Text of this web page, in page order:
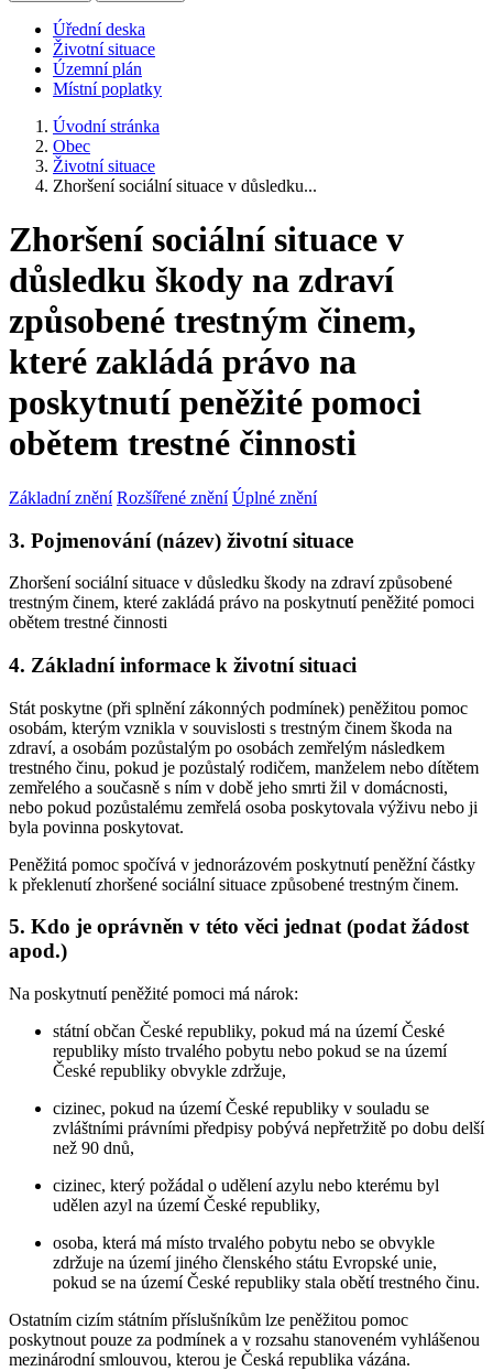
Úřední deska
Životní situace
Územní plán
Místní poplatky
Úvodní stránka
Obec
Životní situace
Zhoršení sociální situace v důsledku...
Zhoršení sociální situace v
důsledku škody na zdraví
způsobené trestným činem,
které zakládá právo na
poskytnutí peněžité pomoci
obětem trestné činnosti
Základní znění Rozšířené znění Úplné znění
3. Pojmenování (název) životní situace
Zhoršení sociální situace v důsledku škody na zdraví způsobené
trestným činem, které zakládá právo na poskytnutí peněžité pomoci
obětem trestné činnosti
4. Základní informace k životní situaci
Stát poskytne (při splnění zákonných podmínek) peněžitou pomoc
osobám, kterým vznikla v souvislosti s trestným činem škoda na
zdraví, a osobám pozůstalým po osobách zemřelým následkem
trestného činu, pokud je pozůstalý rodičem, manželem nebo dítětem
zemřelého a současně s ním v době jeho smrti žil v domácnosti,
nebo pokud pozůstalému zemřelá osoba poskytovala výživu nebo ji
byla povinna poskytovat.
Peněžitá pomoc spočívá v jednorázovém poskytnutí peněžní částky
k překlenutí zhoršené sociální situace způsobené trestným činem.
5. Kdo je oprávněn v této věci jednat (podat žádost
apod.)
Na poskytnutí peněžité pomoci má nárok:
státní občan České republiky, pokud má na území České
republiky místo trvalého pobytu nebo pokud se na území
České republiky obvykle zdržuje,
cizinec, pokud na území České republiky v souladu se
zvláštními právními předpisy pobývá nepřetržitě po dobu delší
než 90 dnů,
cizinec, který požádal o udělení azylu nebo kterému byl
udělen azyl na území České republiky,
osoba, která má místo trvalého pobytu nebo se obvykle
zdržuje na území jiného členského státu Evropské unie,
pokud se na území České republiky stala obětí trestného činu.
Ostatním cizím státním příslušníkům lze peněžitou pomoc
poskytnout pouze za podmínek a v rozsahu stanoveném vyhlášenou
mezinárodní smlouvou, kterou je Česká republika vázána.